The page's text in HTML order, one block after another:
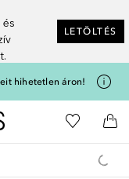
LETÖLTÉS
hihetetlen áron!
A Douglas Főoldalra
A